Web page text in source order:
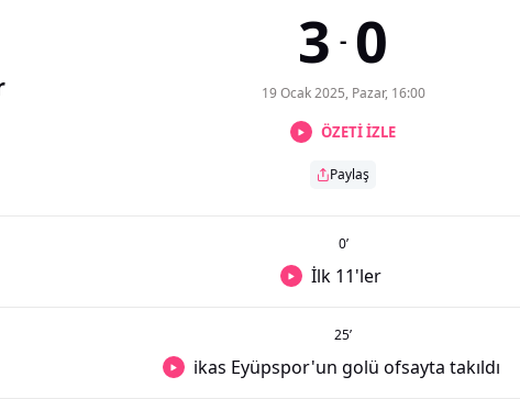
3 - 0
19 Ocak 2025, Pazar, 16:00
ÖZETİ İZLE
Paylaş
0’
İlk 11'ler
25’
ikas Eyüpspor'un golü ofsayta takıldı